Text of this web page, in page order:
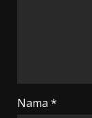
Nama *